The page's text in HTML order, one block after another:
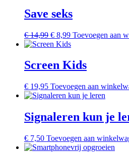
Save seks
€14,99 Oorspronkelijke
prijs
€ 14,99.
€ 8,99Huidige
prijs
€ 8,99.
Toevoegen aan
Screen Kids
€ 19,95 Toevoegen aan
Signaleren kun je
€ 7,50 Toevoegen aan